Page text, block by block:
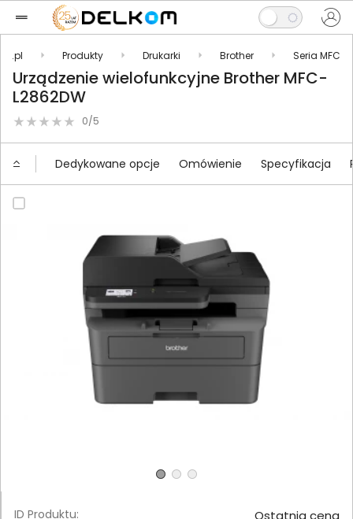
Produkty Drukarki Brother Seria MFC
Urządzenie wielofunkcyjne Brother MFC-
L2862DW
0/5
Dedykowane opcje Omówienie Specyfikacja
ID Produktu:
Ostatnia cena